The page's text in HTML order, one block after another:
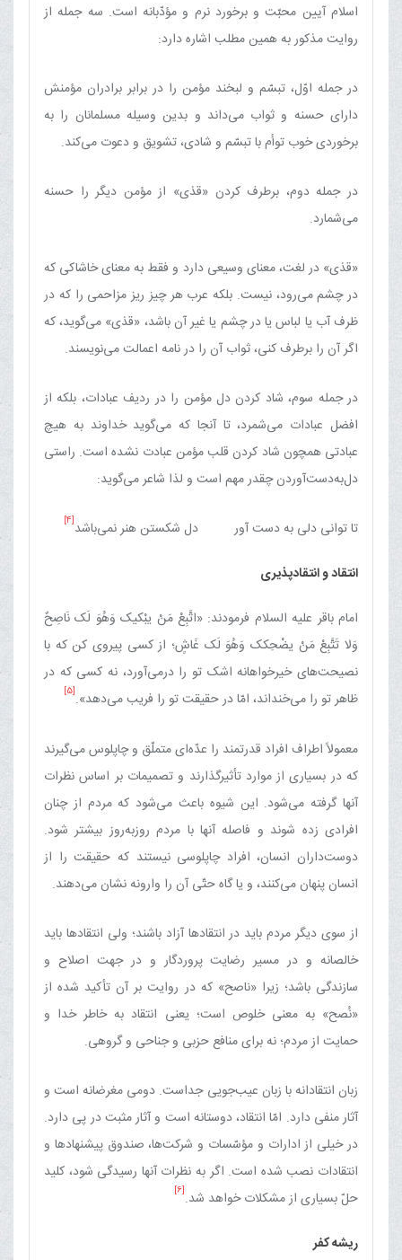
اسلام آیین محبّت و برخورد نرم و مؤدّبانه است. سه جمله از
روایت مذکور به همین مطلب اشاره دارد:
در جمله اوّل، تبسّم و لبخند مؤمن را در برابر برادران مؤمنش
دارای حسنه و ثواب می‌داند و بدین وسیله مسلمانان را به
برخوردی خوب توأم با تبسّم و شادی، تشویق و دعوت می‌کند.
در جمله دوم، برطرف کردن «قذی» از مؤمن دیگر را حسنه
می‌شمارد.
«قذی» در لغت، معنای وسیعی دارد و فقط به معنای خاشاکی که
در چشم می‌رود، نیست. بلکه عرب هر چیز ریز مزاحمی را که در
ظرف آب یا لباس یا در چشم یا غیر آن باشد، «قذی» می‌گوید، که
اگر آن را برطرف کنی، ثواب آن را در نامه اعمالت می‌نویسند.
در جمله سوم، شاد کردن دل مؤمن را در ردیف عبادات، بلکه از
افضل عبادات می‌شمرد، تا آنجا که می‌گوید خداوند به هیچ
عبادتی همچون شاد کردن قلب مؤمن عبادت نشده است. راستی
دل‌به‌دست‌آوردن چقدر مهم است و لذا شاعر می‌گوید:
تا توانی دلی به دست آور دل شکستن هنر نمی‌باشد[4]
انتقاد و انتقادپذیری
امام باقر علیه السلام فرمودند: «اتَّبِعْ مَنْ یبْکیک وَهُوَ لَک نَاصِحٌ
وَلا تَتَّبِعْ مَنْ یضْحِکک وَهُوَ لَک غَاشٍ؛ از کسی پیروی کن که با
نصیحت‌های خیرخواهانه اشک تو را درمی‌آورد، نه کسی که در
ظاهر تو را می‌خنداند، امّا در حقیقت تو را فریب می‌دهد».[5]
معمولاً اطراف افراد قدرتمند را عدّه‌ای متملّق و چاپلوس می‌گیرند
که در بسیاری از موارد تأثیرگذارند و تصمیمات بر اساس نظرات
آنها گرفته می‌شود. این شیوه باعث می‌شود که مردم از چنان
افرادی زده شوند و فاصله آنها با مردم روزبه‌روز بیشتر شود.
دوست‌داران انسان، افراد چاپلوسی نیستند که حقیقت را از
انسان پنهان می‌کنند، و یا گاه حتّی آن را وارونه نشان می‌دهند.
از سوی دیگر مردم باید در انتقادها آزاد باشند؛ ولی انتقادها باید
خالصانه و در مسیر رضایت پروردگار و در جهت اصلاح و
سازندگی باشد؛ زیرا «ناصح» که در روایت بر آن تأکید شده از
«نُصح» به معنی خلوص است؛ یعنی انتقاد به خاطر خدا و
حمایت از مردم؛ نه برای منافع حزبی و جناحی و گروهی.
زبان انتقادانه با زبان عیب‌جویی جداست. دومی مغرضانه است و
آثار منفی دارد. امّا انتقاد، دوستانه است و آثار مثبت در پی دارد.
در خیلی از ادارات و مؤسّسات و شرکت‌ها، صندوق پیشنهادها و
انتقادات نصب شده است. اگر به نظرات آنها رسیدگی شود، کلید
حلّ بسیاری از مشکلات خواهد شد.[6]
ریشه کفر